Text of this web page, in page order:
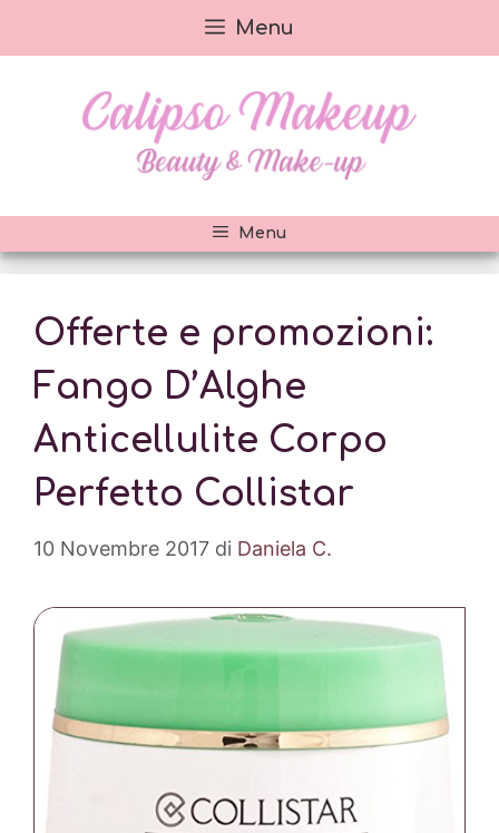
al
Menu
Menu
Offerte e promozioni:
Fango D’Alghe
Anticellulite Corpo
Perfetto Collistar
10 Novembre 2017 di Daniela C.